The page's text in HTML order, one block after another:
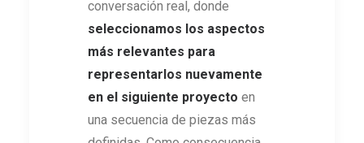
conversación real, donde
seleccionamos los aspectos
más relevantes para
representarlos nuevamente
en el siguiente proyecto en
una secuencia de piezas más